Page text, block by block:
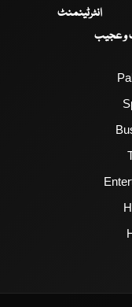
انٹرٹینمنٹ
و عجیب